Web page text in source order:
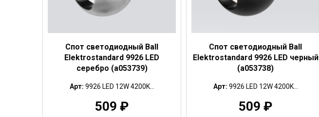
Спот светодиодный Ball
Elektrostandard 9926 LED
серебро (a053739)
Арт: 9926 LED 12W 4200K...
509 ₽
Спот светодиодный Ball
Elektrostandard 9926 LED черный
(a053738)
Арт: 9926 LED 12W 4200K...
509 ₽